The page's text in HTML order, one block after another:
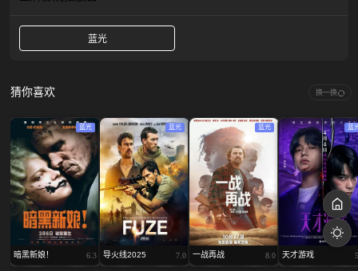
蓝光
猜你喜欢 换一换
蓝光
暗黑新娘！ 6.3
蓝光
导火线2025 7.0
蓝光
一战再战 8.0
蓝
天才游戏